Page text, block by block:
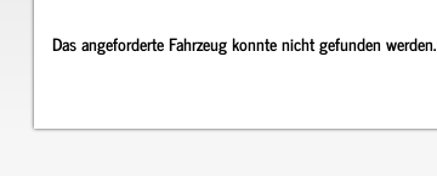
Das angeforderte Fahrzeug konnte nicht gefunden werden.